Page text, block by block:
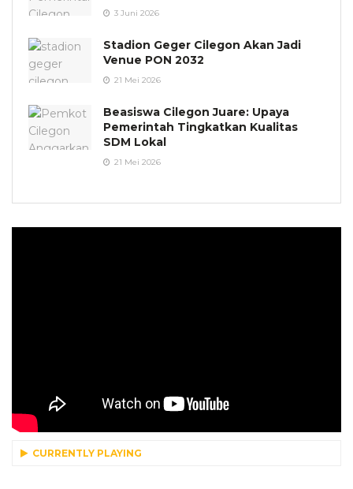
3 Juni 2026
Stadion Geger Cilegon Akan Jadi
Venue PON 2032
21 Mei 2026
Beasiswa Cilegon Juare: Upaya
Pemerintah Tingkatkan Kualitas
SDM Lokal
21 Mei 2026
CURRENTLY PLAYING